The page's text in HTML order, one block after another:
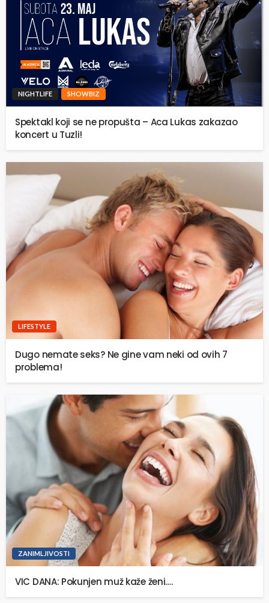
NIGHTLIFE SHOWBIZ
Spektakl koji se ne propušta – Aca Lukas zakazao
koncert u Tuzli!
LIFESTYLE
Dugo nemate seks? Ne gine vam neki od ovih 7
problema!
ZANIMLJIVOSTI
VIC DANA: Pokunjen muž kaže ženi….